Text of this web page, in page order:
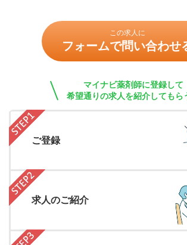
この求人に
フォームで問い合わせ
マイナビ薬剤師に登録して
希望通りの求人を紹介してもら
ご登録
求人のご紹介